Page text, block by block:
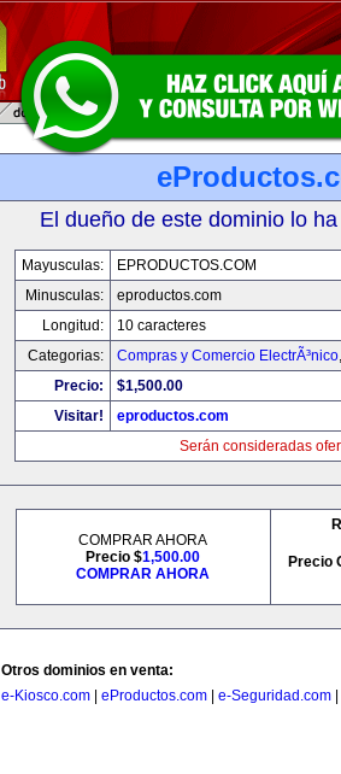
El dueño de este dominio lo
Mayusculas:
EPRODUCTOS.COM
Minusculas:
eproductos.com
Longitud:
10 caracteres
Categorias:
Compras y Comercio ElectrÃ³nico
Precio:
$1,500.00
Visitar!
eproductos.com
Serán consideradas
COMPRAR AHORA
Precio $1,500.00
COMPRAR AHORA
Precio
Otros dominios en venta:
e-Kiosco.com
eProductos.com e-Seguridad.com